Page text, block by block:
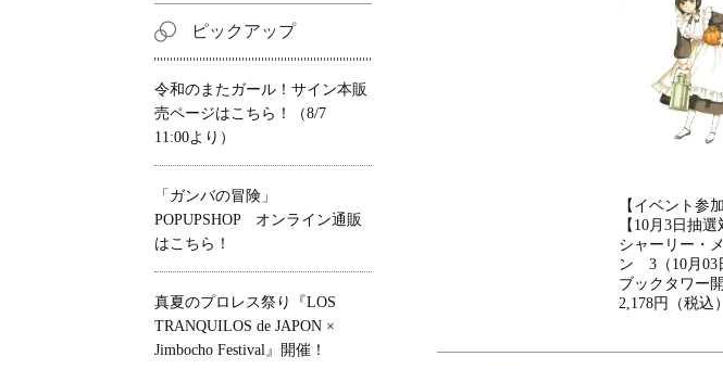
【イベント参
【10月3日抽選
シャーリー・
ン 3（10月03
ブックタワー開
2,178円（税込）
ピックアップ
令和のまたガール！サイン本販
売ページはこちら！（8/7
11:00より）
「ガンバの冒険」
POPUPSHOP オンライン通販
はこちら！
真夏のプロレス祭り『LOS
TRANQUILOS de JAPON ×
Jimbocho Festival』開催！